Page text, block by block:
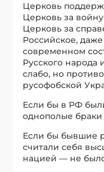
Церковь
Церковь за
Церковь за
Российское,
современном
Русского народа
слабо, но
русофобской
Если бы в РФ
однополые
Если бы бывшие
считали себя
нацией — не